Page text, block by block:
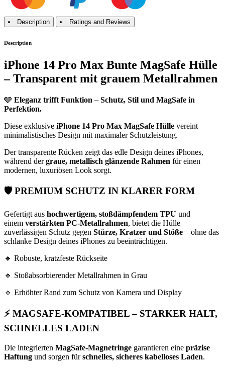
Description Ratings and Reviews
Description
iPhone 14 Pro Max Bunte MagSafe Hülle
– Transparent mit grauem Metallrahmen
🩶 Eleganz trifft Funktion – Schutz, Stil und MagSafe in
Perfektion.
Diese exklusive iPhone 14 Pro Max MagSafe Hülle vereint
minimalistisches Design mit maximaler Schutzleistung.
Der transparente Rücken zeigt das edle Design deines iPhones,
während dergraue, metallisch glänzende Rahmen für einen
modernen, luxuriösen Look sorgt.
🛡️ PREMIUM SCHUTZ IN KLARER FORM
Gefertigt aus hochwertigem, stoßdämpfendem TPU und
einem verstärkten PC-Metallrahmen, bietet die Hülle
zuverlässigen Schutz gegen Stürze, Kratzer und Stöße – ohne das
schlanke Design deines iPhones zu beeinträchtigen.
🔹 Robuste, kratzfeste Rückseite
🔹 Stoßabsorbierender Metallrahmen in Grau
🔹 Erhöhter Rand zum Schutz von Kamera und Display
⚡ MAGSAFE-KOMPATIBEL – STARKER HALT,
SCHNELLES LADEN
Die integrierten MagSafe-Magnetringe garantieren eine präzise
Haftung und sorgen fürschnelles, sicheres kabelloses Laden.